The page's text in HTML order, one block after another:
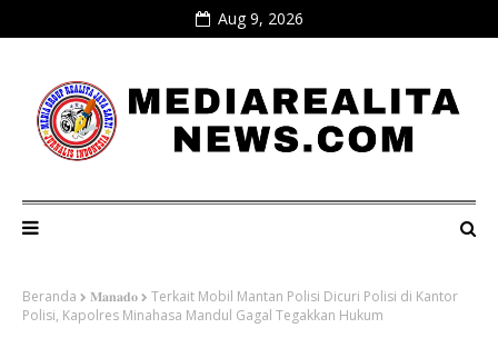
Aug 9, 2026
Beranda 𝐌𝐚𝐧𝐚𝐝𝐨
Terkait Mobil Mantan Polisi Dicuri Polisi di Kantor
Polisi, Kapolres Minahasa Mandul Gagal Tegakkan Hukum